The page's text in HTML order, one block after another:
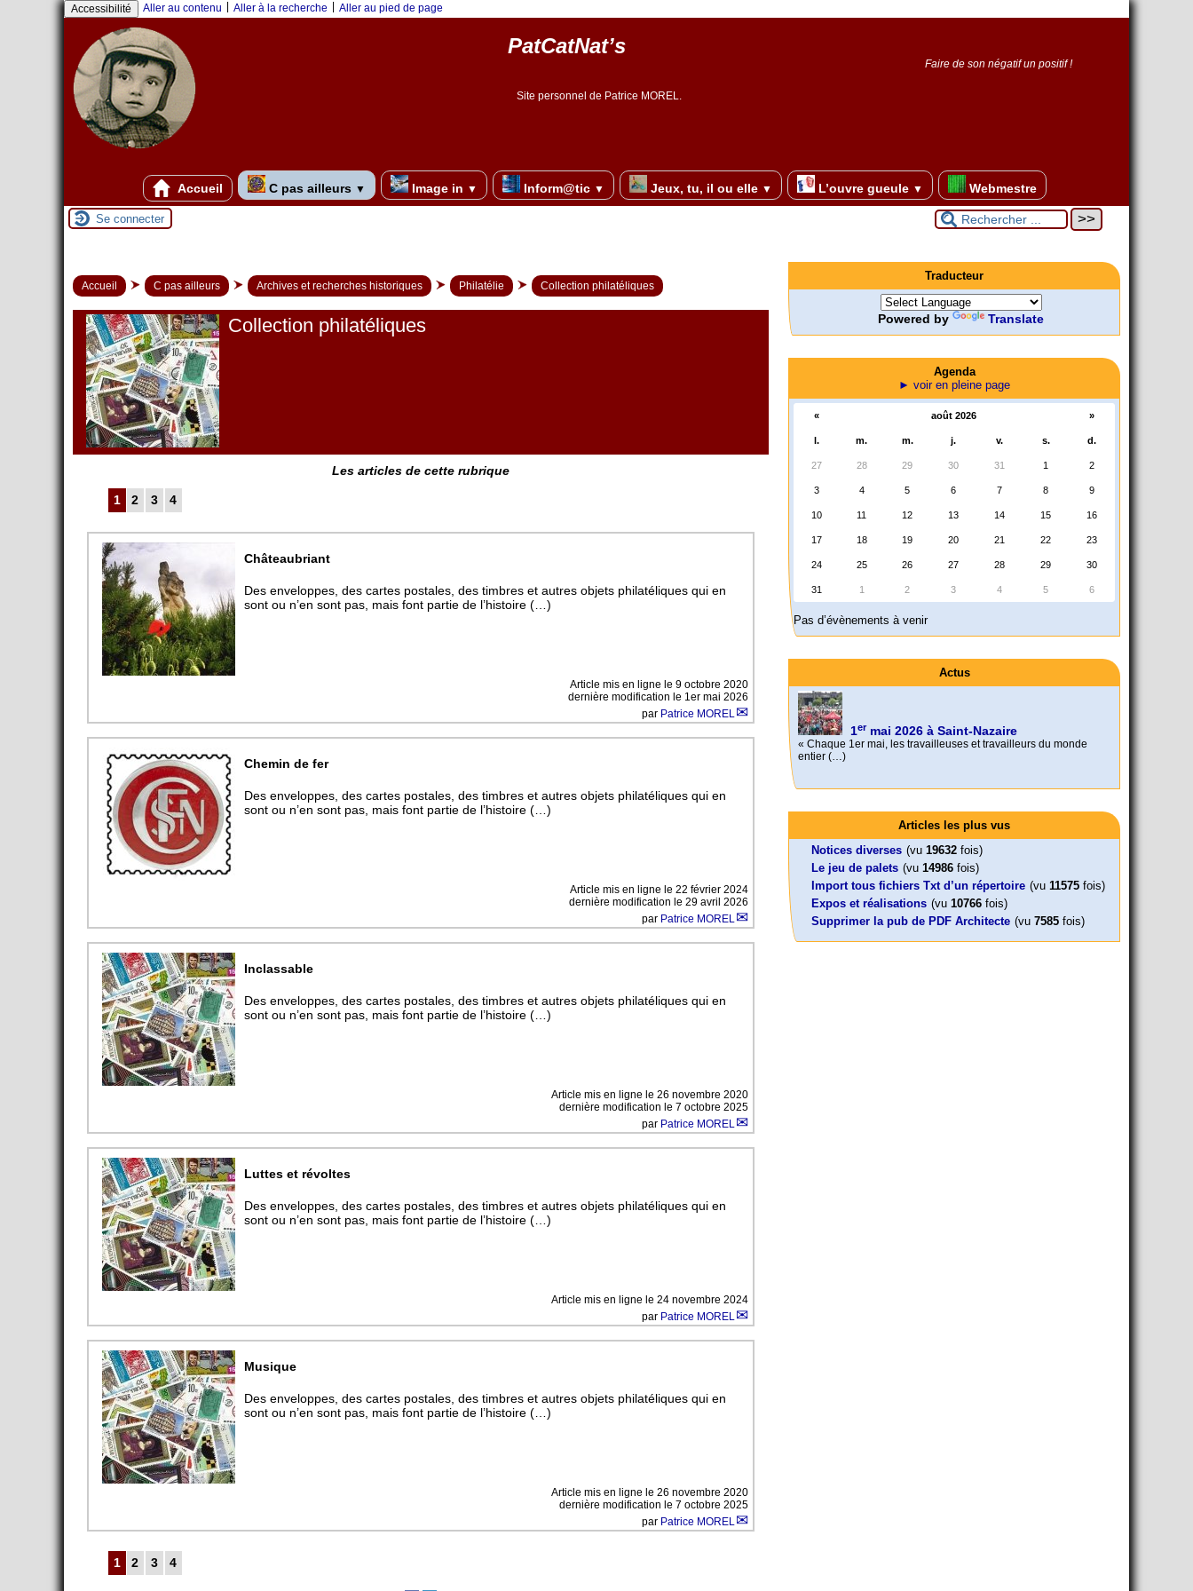
Panneau de gestion des cookies
Accessibilité Aller au contenu Aller à la recherche Aller au pied de page
PatCatNat’s
Faire de son négatif un positif !
Site personnel de Patrice MOREL.
Accueil C pas ailleurs ▼ Image in ▼ Inform@tic ▼ Jeux, tu, il ou elle ▼ L’ouvre gueule ▼ Webmestre
Se connecter
Accueil C pas ailleurs Archives et recherches historiques Philatélie Collection philatéliques
Collection philatéliques
Les articles de cette rubrique
1 2 3 4
Châteaubriant
Des enveloppes, des cartes postales, des timbres et autres objets philatéliques qui en
sont ou n’en sont pas, mais font partie de l’histoire (…)
Article mis en ligne le9 octobre 2020
dernière modification le 1er mai 2026
par Patrice MOREL
Chemin de fer
Des enveloppes, des cartes postales, des timbres et autres objets philatéliques qui en
sont ou n’en sont pas, mais font partie de l’histoire (…)
Article mis en ligne le22 février 2024
dernière modification le 29 avril 2026
par Patrice MOREL
Inclassable
Des enveloppes, des cartes postales, des timbres et autres objets philatéliques qui en
sont ou n’en sont pas, mais font partie de l’histoire (…)
Article mis en ligne le26 novembre 2020
dernière modification le 7 octobre 2025
par Patrice MOREL
Luttes et révoltes
Des enveloppes, des cartes postales, des timbres et autres objets philatéliques qui en
sont ou n’en sont pas, mais font partie de l’histoire (…)
Article mis en ligne le24 novembre 2024
par Patrice MOREL
Musique
Des enveloppes, des cartes postales, des timbres et autres objets philatéliques qui en
sont ou n’en sont pas, mais font partie de l’histoire (…)
Article mis en ligne le26 novembre 2020
dernière modification le 7 octobre 2025
par Patrice MOREL
1 2 3 4
Traducteur
Powered by Translate
Agenda
► voir en pleine page
« août 2026 »
l. m. m. j. v. s. d.
27 28 29 30 31 1 2
3 4 5 6 7 8 9
10 11 12 13 14 15 16
17 18 19 20 21 22 23
24 25 26 27 28 29 30
31 1 2 3 4 5 6
Pas d’évènements à venir
Actus
« Chaque 1er mai, les travailleuses et travailleurs du monde
entier (…)
Foutez-nous la paix !
Aujourd’hui, mercredi 18 mars 2026, le président de la
Leonard Peltier libre !
Leonard Peltier, un Amérindien condamné deux fois à la prison à
vie pour un (…)
En Pays-de-la-Loire le couperet est
« La présidente Horizons de la région Pays de la Loire veut faire
Mon CV... Cette perle indique une nouveauté, ou le dernier
Articles les plus vus
Notices diverses (vu 19632 fois)
Le jeu de palets (vu 14986 fois)
Import tous fichiers Txt d’un répertoire (vu 11575 fois)
Expos et réalisations (vu 10766 fois)
Supprimer la pub de PDF Architecte (vu 7585 fois)